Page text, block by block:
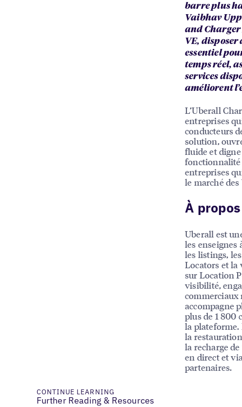
barre plus
Vaibhav
and Charger
VE, disposer
essentiel
temps réel,
services
améliorent
L’Uberall
entreprises
conducteurs
solution,
fluide et
fonctionnalité
entreprises
le marché des
À
Uberall est
les enseignes
les listings,
Locators et la
sur Location
visibilité,
commerciaux
accompagne
plus de 1 800
la plateforme.
la
la recharge
en direct et
partenaires.
CONTINUE LEARNING
Further Reading & Resources